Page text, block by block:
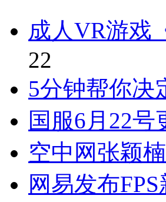
成人VR游戏
22
5分钟帮你决
国服6月22
空中网张颖
网易发布